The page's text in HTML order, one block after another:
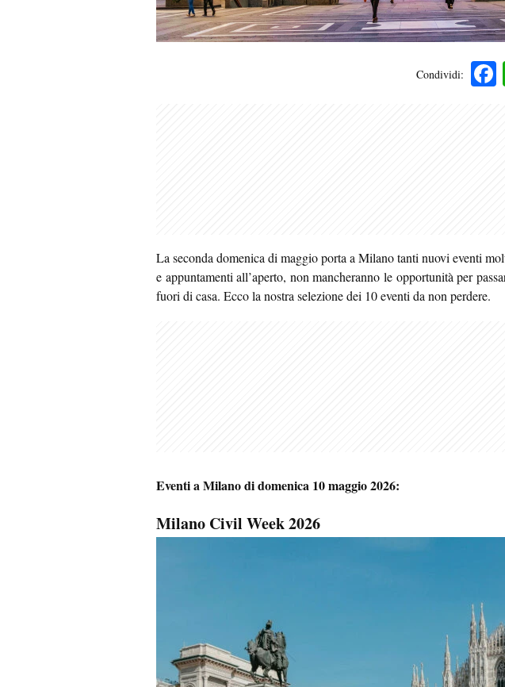
Condividi:
La seconda domenica di maggio porta a Milano tanti nuovi eventi
e appuntamenti all’aperto, non mancheranno le opportunità per
fuori di casa. Ecco la nostra selezione dei 10 eventi da non perdere.
Eventi a Milano di domenica 10 maggio 2026:
Milano Civil Week 2026